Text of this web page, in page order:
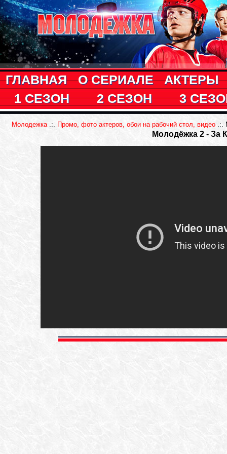
ГЛАВНАЯ О СЕРИАЛЕ
АКТЕРЫ
1 СЕЗОН
2 СЕЗОН 3
Молодежка.:. Промо, фото актеров, обои на рабочий стол, видео .:.
Молодёжка 2 - За